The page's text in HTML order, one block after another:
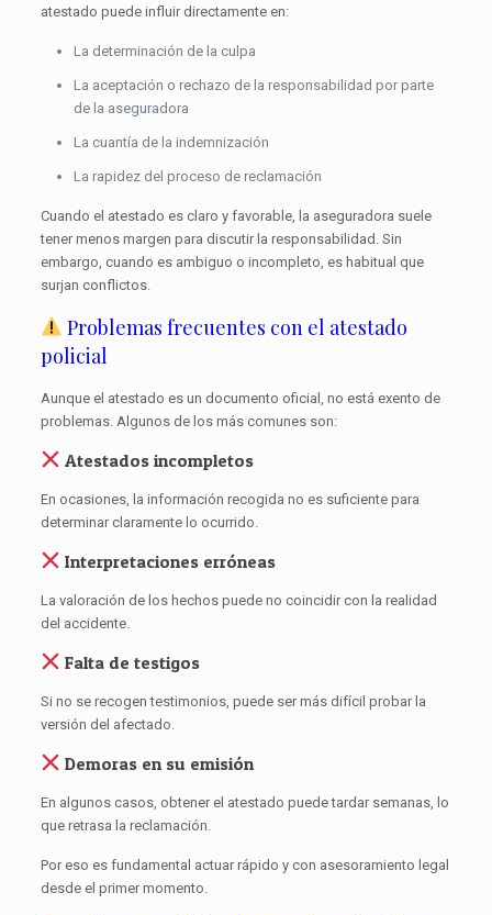
atestado puede influir directamente en:
La determinación de la culpa
La aceptación o rechazo de la responsabilidad por parte
de la aseguradora
La cuantía de la indemnización
La rapidez del proceso de reclamación
Cuando el atestado es claro y favorable, la aseguradora suele
tener menos margen para discutir la responsabilidad. Sin
embargo, cuando es ambiguo o incompleto, es habitual que
surjan conflictos.
Problemas frecuentes con el atestado
policial
Aunque el atestado es un documento oficial, no está exento de
problemas. Algunos de los más comunes son:
Atestados incompletos
En ocasiones, la información recogida no es suficiente para
determinar claramente lo ocurrido.
Interpretaciones erróneas
La valoración de los hechos puede no coincidir con la realidad
del accidente.
Falta de testigos
Si no se recogen testimonios, puede ser más difícil probar la
versión del afectado.
Demoras en su emisión
En algunos casos, obtener el atestado puede tardar semanas, lo
que retrasa la reclamación.
Por eso es fundamental actuar rápido y con asesoramiento legal
desde el primer momento.